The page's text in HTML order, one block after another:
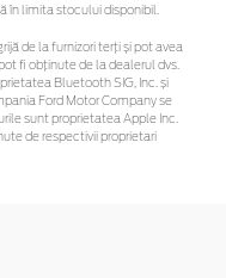
în limita stocului disponibil.
de la furnizori terți și pot avea
fi obținute de la dealerul dvs.
Bluetooth SIG, Inc. și
Ford Motor Company se
sunt proprietatea Apple Inc.
de respectivii proprietari